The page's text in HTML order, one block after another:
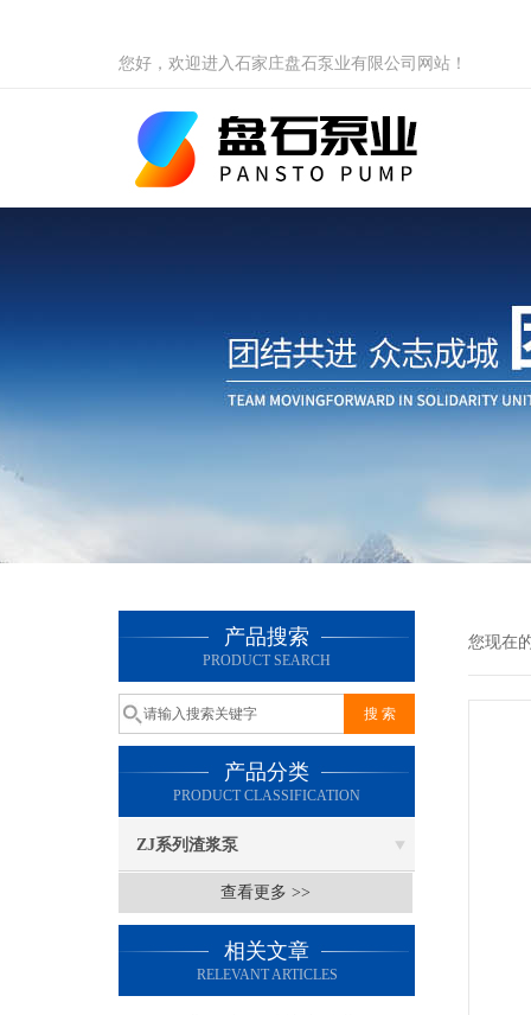
您好，欢迎进入石家庄盘石泵业有限公司网站！
产品搜索
PRODUCT SEARCH
产品分类
PRODUCT CLASSIFICATION
ZJ系列渣浆泵
查看更多 >>
相关文章
RELEVANT ARTICLES
您现在